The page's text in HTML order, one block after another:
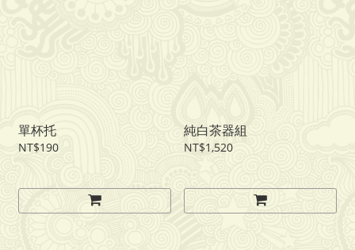
單杯托
NT$190
純白茶器組
NT$1,520